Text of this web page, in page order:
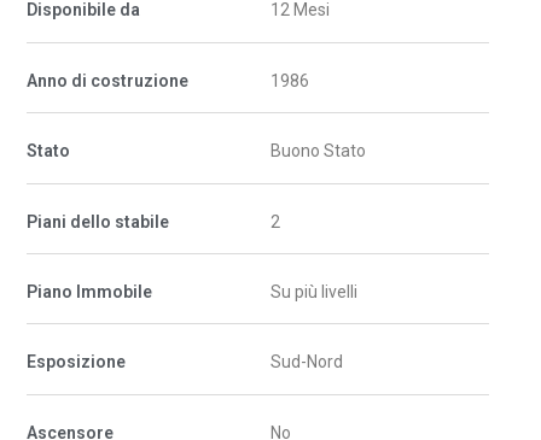
Disponibile da 12 Mesi
Anno di costruzione 1986
Stato Buono Stato
Piani dello stabile 2
Piano Immobile Su più livelli
Esposizione Sud-Nord
Ascensore No